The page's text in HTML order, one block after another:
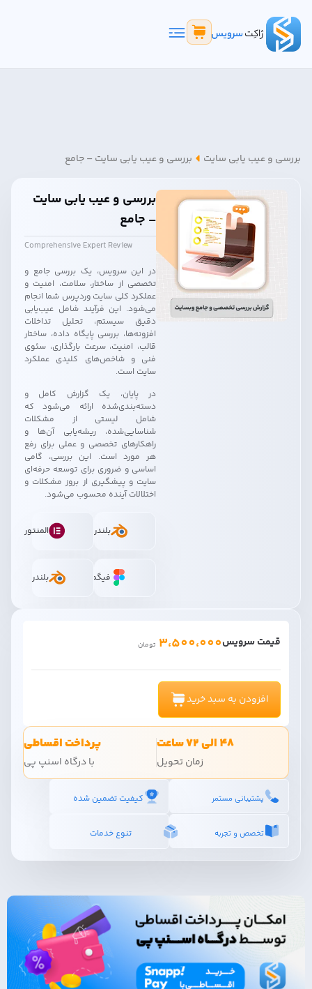
بررسی و عیب یابی سایت بررسی و عیب یابی سایت – جامع
بررسی و عیب یابی سایت
– جامع
Comprehensive Expert Review
در این سرویس، یک بررسی جامع و
تخصصی از ساختار، سلامت، امنیت و
عملکرد کلی سایت وردپرس شما انجام
می‌شود. این فرآیند شامل عیب‌یابی
دقیق سیستم، تحلیل تداخلات
افزونه‌ها، بررسی پایگاه داده، ساختار
قالب، امنیت، سرعت بارگذاری، سئوی
فنی و شاخص‌های کلیدی عملکرد
سایت است.
در پایان، یک گزارش کامل و
دسته‌بندی‌شده ارائه می‌شود که
شامل لیستی از مشکلات
شناسایی‌شده، ریشه‌یابی آن‌ها و
راهکارهای تخصصی و عملی برای رفع
هر مورد است. این بررسی، گامی
اساسی و ضروری برای توسعه حرفه‌ای
سایت و پیشگیری از بروز مشکلات و
اختلالات آینده محسوب می‌شود.
بلندر المنتور
فیگما بلندر
قیمت سرویس3،500،000 تومان
افزودن به سبد خرید
48 الی 72 ساعت
زمان تحویل
پرداخت اقساطی
با درگاه اسنپ پی
پشتیبانی مستمر کیفیت تضمین شده
تخصص و تجربه تنوع خدمات